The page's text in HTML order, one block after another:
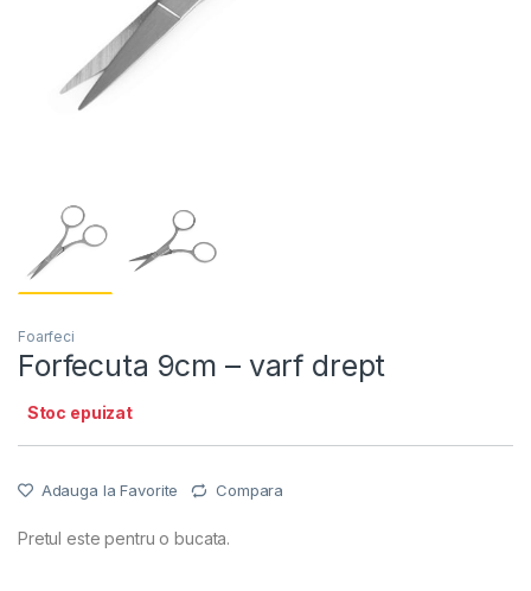
Foarfeci
Forfecuta 9cm – varf drept
Stoc epuizat
Adauga la Favorite Compara
Pretul este pentru o bucata.